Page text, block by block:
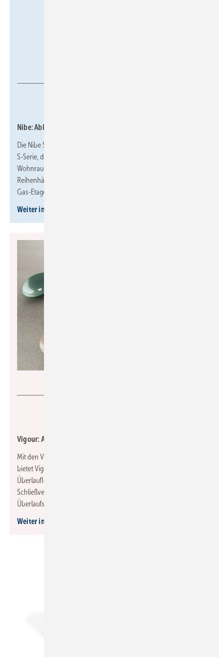
Nibe: Abluft-Wärmepumpe mit R290 für Wohngebäude
Die Nibe S735 ist eine innen aufgestellte Abluft-Wärmepumpe der
S-Serie, die Heizung, Warmwasserbereitung und
Wohnraumlüftung in einem Kompaktgerät vereint. Sie ist für EFH,
Reihenhäuser, Wohnungen in MFH und für den Austausch von
Gas-­Etagenheizungen geeignet.
Weiter informieren
Vigour: Aufsatzschalen ohne sichtbaren Überlauf
Mit den V3-Aufsatzschalen und dem Ablaufsystem Aquaguard+
bietet Vigour eine Lösung für Waschplätze ohne sichtbares
Überlaufloch. Aquaguard+ ergänzt die Waschplätze um ein
Schließventil mit Push-to-open-Funktion und integriertem
Überlaufschutz.
Weiter informieren